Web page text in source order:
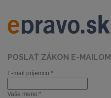
POSLAŤ ZÁKON E-MAILOM
E-mail príjemcu:*
Vaše meno:*